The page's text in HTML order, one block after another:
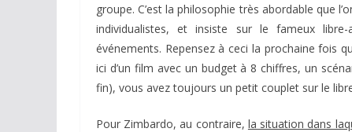
groupe. C’est la philosophie très abordable que
individualistes, et insiste sur le fameux
événements. Repensez à ceci la prochaine fois
ici d’un film avec un budget à 8 chiffres, un
fin), vous avez toujours un petit couplet sur le
Pour Zimbardo, au contraire, la situation dans